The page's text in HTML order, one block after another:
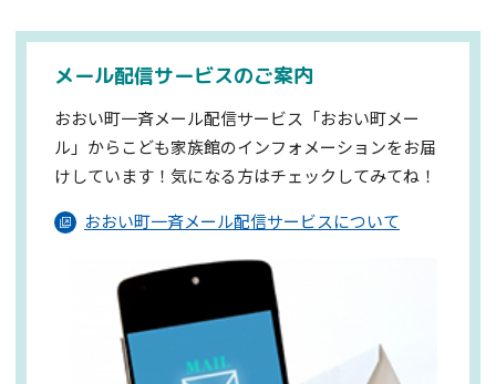
メール配信サービスのご案内
おおい町一斉メール配信サービス「おおい町メー
ル」からこども家族館のインフォメーションをお届
けしています！気になる方はチェックしてみてね！
おおい町一斉メール配信サービスについて